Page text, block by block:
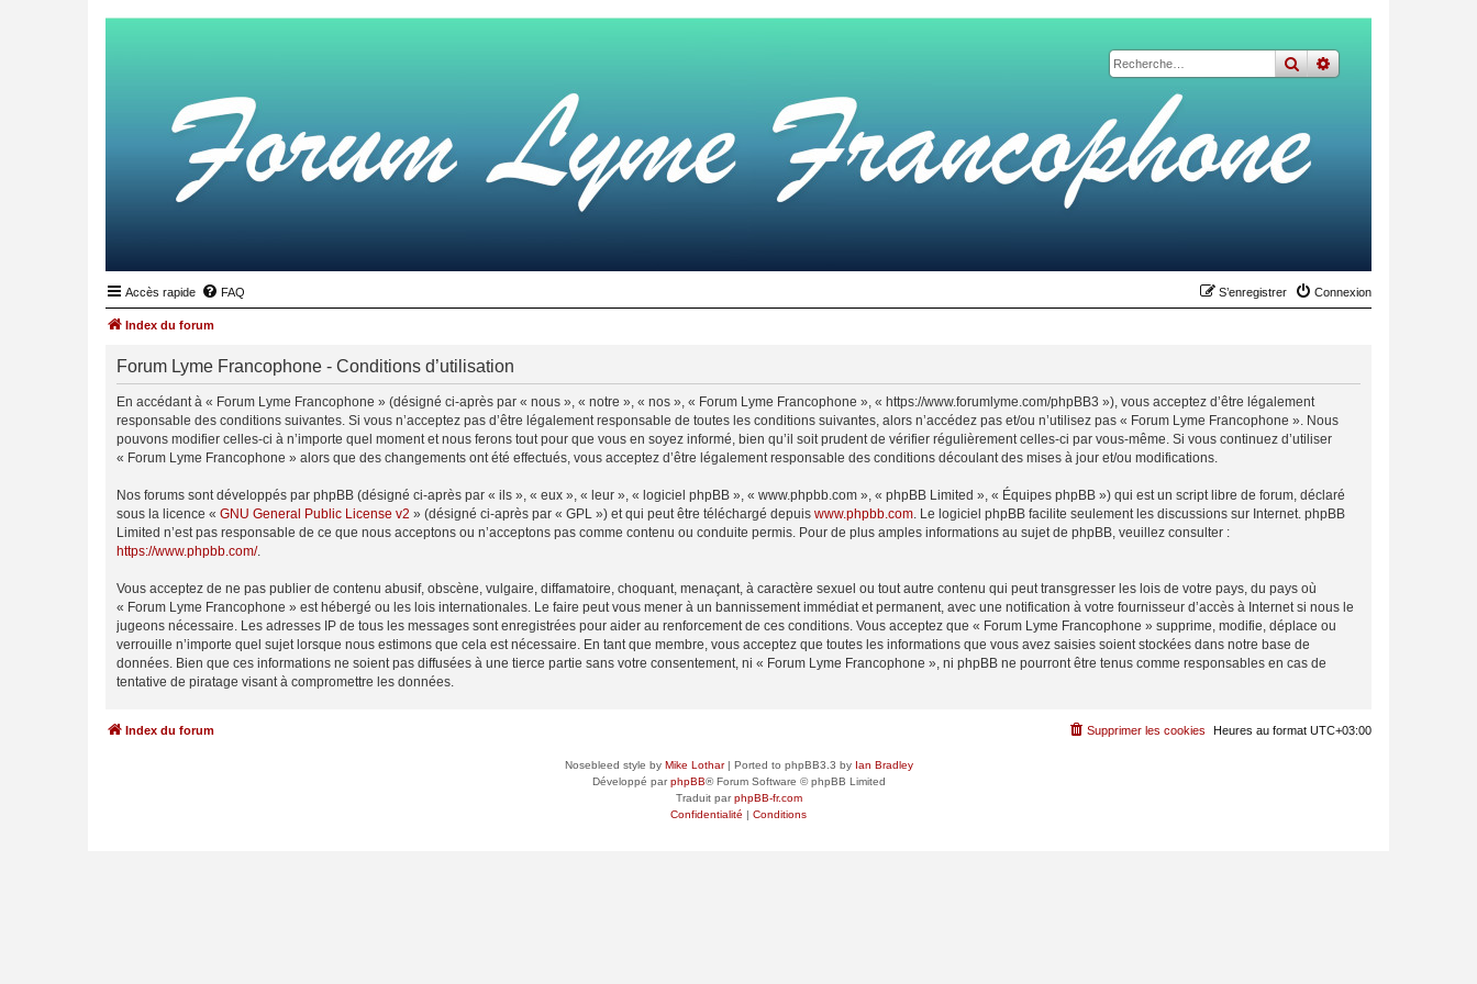
rechercher
recherche
Accès rapide FAQ Connexion
S’enregistrer
Index du forum
Forum Lyme Francophone - Conditions d’utilisation
En accédant à « Forum Lyme Francophone » (désigné ci-après par « nous », « notre », « nos », « Forum Lyme Francophone », « https://www.forumlyme.com/phpBB3 »), vous acceptez d’être légalement
responsable des conditions suivantes. Si vous n’acceptez pas d’être légalement responsable de toutes les conditions suivantes, alors n’accédez pas et/ou n’utilisez pas « Forum Lyme Francophone ». Nous
pouvons modifier celles-ci à n’importe quel moment et nous ferons tout pour que vous en soyez informé, bien qu’il soit prudent de vérifier régulièrement celles-ci par vous-même. Si vous continuez d’utiliser
« Forum Lyme Francophone » alors que des changements ont été effectués, vous acceptez d’être légalement responsable des conditions découlant des mises à jour et/ou modifications.
Nos forums sont développés par phpBB (désigné ci-après par « ils », « eux », « leur », « logiciel phpBB », « www.phpbb.com », « phpBB Limited », « Équipes phpBB ») qui est un script libre de forum, déclaré
sous la licence « GNU General Public License v2 » (désigné ci-après par « GPL ») et qui peut être téléchargé depuis www.phpbb.com. Le logiciel phpBB facilite seulement les discussions sur Internet. phpBB
Limited n’est pas responsable de ce que nous acceptons ou n’acceptons pas comme contenu ou conduite permis. Pour de plus amples informations au sujet de phpBB, veuillez consulter :
https://www.phpbb.com/.
Vous acceptez de ne pas publier de contenu abusif, obscène, vulgaire, diffamatoire, choquant, menaçant, à caractère sexuel ou tout autre contenu qui peut transgresser les lois de votre pays, du pays où
« Forum Lyme Francophone » est hébergé ou les lois internationales. Le faire peut vous mener à un bannissement immédiat et permanent, avec une notification à votre fournisseur d’accès à Internet si nous le
jugeons nécessaire. Les adresses IP de tous les messages sont enregistrées pour aider au renforcement de ces conditions. Vous acceptez que « Forum Lyme Francophone » supprime, modifie, déplace ou
verrouille n’importe quel sujet lorsque nous estimons que cela est nécessaire. En tant que membre, vous acceptez que toutes les informations que vous avez saisies soient stockées dans notre base de
données. Bien que ces informations ne soient pas diffusées à une tierce partie sans votre consentement, ni « Forum Lyme Francophone », ni phpBB ne pourront être tenus comme responsables en cas de
tentative de piratage visant à compromettre les données.
Index du forum Heures au format UTC+03:00
Supprimer les cookies
Nosebleed style by Mike Lothar| Ported to phpBB3.3 by Ian Bradley
Développé parphpBB® Forum Software © phpBB Limited
Traduit parphpBB-fr.com
Confidentialité | Conditions